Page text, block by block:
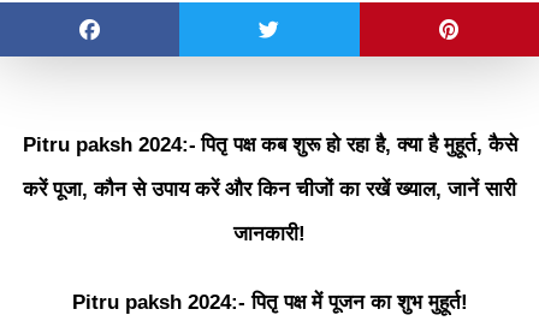
Pitru paksh 2024:- पितृ पक्ष कब शुरू हो रहा है, क्या है मुहूर्त, कैसे
करें पूजा, कौन से उपाय करें और किन चीजों का रखें ख्याल, जानें सारी
जानकारी!
Pitru paksh 2024:- पितृ पक्ष में पूजन का शुभ मुहूर्त!